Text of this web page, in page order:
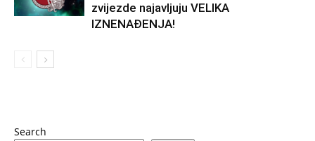
zvijezde najavljuju VELIKA
IZNENAĐENJA!
Search